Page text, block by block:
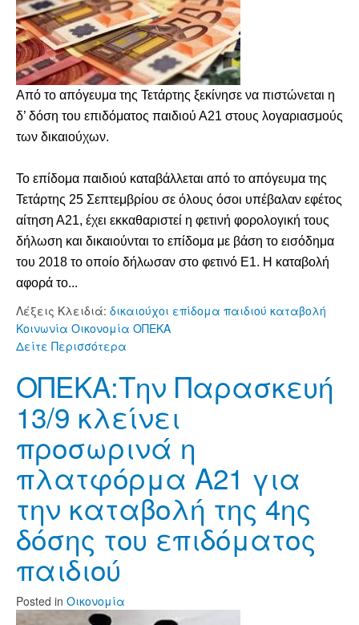
Από το απόγευμα της Τετάρτης ξεκίνησε να πιστώνεται η
δ’ δόση του επιδόματος παιδιού Α21 στους λογαριασμούς
των δικαιούχων.
Το επίδομα παιδιού καταβάλλεται από το απόγευμα της
Τετάρτης 25 Σεπτεμβρίου σε όλους όσοι υπέβαλαν εφέτος
αίτηση Α21, έχει εκκαθαριστεί η φετινή φορολογική τους
δήλωση και δικαιούνται το επίδομα με βάση το εισόδημα
του 2018 το οποίο δήλωσαν στο φετινό Ε1. Η καταβολή
αφορά το...
Λέξεις Κλειδιά: δικαιούχοι επίδομα παιδιού καταβολή
Κοινωνία Οικονομία ΟΠΕΚΑ
Δείτε Περισσότερα
ΟΠΕΚΑ:Την Παρασκευή
13/9 κλείνει
προσωρινά η
πλατφόρμα Α21 για
την καταβολή της 4ης
δόσης του επιδόματος
παιδιού
Posted in Οικονομία